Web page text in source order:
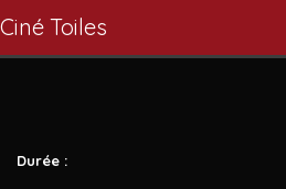
Ciné Toiles
Durée :